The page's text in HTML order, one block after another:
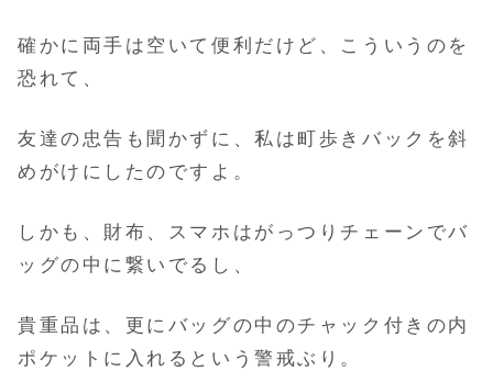
確かに両手は空いて便利だけど、こういうのを
恐れて、
友達の忠告も聞かずに、私は町歩きバックを斜
めがけにしたのですよ。
しかも、財布、スマホはがっつりチェーンでバ
ッグの中に繋いでるし、
貴重品は、更にバッグの中のチャック付きの内
ポケットに入れるという警戒ぶり。